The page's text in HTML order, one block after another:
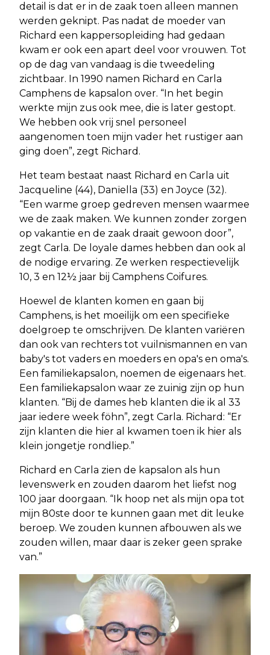
detail is dat er in de zaak toen alleen mannen
werden geknipt. Pas nadat de moeder van
Richard een kappersopleiding had gedaan
kwam er ook een apart deel voor vrouwen. Tot
op de dag van vandaag is die tweedeling
zichtbaar. In 1990 namen Richard en Carla
Camphens de kapsalon over. “In het begin
werkte mijn zus ook mee, die is later gestopt.
We hebben ook vrij snel personeel
aangenomen toen mijn vader het rustiger aan
ging doen”, zegt Richard.
Het team bestaat naast Richard en Carla uit
Jacqueline (44), Danïella (33) en Joyce (32).
“Een warme groep gedreven mensen waarmee
we de zaak maken. We kunnen zonder zorgen
op vakantie en de zaak draait gewoon door”,
zegt Carla. De loyale dames hebben dan ook al
de nodige ervaring. Ze werken respectievelijk
10, 3 en 12½ jaar bij Camphens Coifures.
Hoewel de klanten komen en gaan bij
Camphens, is het moeilijk om een specifieke
doelgroep te omschrijven. De klanten variëren
dan ook van rechters tot vuilnismannen en van
baby's tot vaders en moeders en opa's en oma's.
Een familiekapsalon, noemen de eigenaars het.
Een familiekapsalon waar ze zuinig zijn op hun
klanten. “Bij de dames heb klanten die ik al 33
jaar iedere week föhn”, zegt Carla. Richard: “Er
zijn klanten die hier al kwamen toen ik hier als
klein jongetje rondliep.”
Richard en Carla zien de kapsalon als hun
levenswerk en zouden daarom het liefst nog
100 jaar doorgaan. “Ik hoop net als mijn opa tot
mijn 80ste door te kunnen gaan met dit leuke
beroep. We zouden kunnen afbouwen als we
zouden willen, maar daar is zeker geen sprake
van.”